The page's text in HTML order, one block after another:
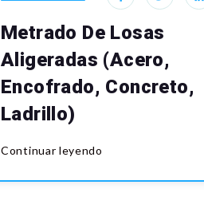
Metrado De Losas
Aligeradas (Acero,
Encofrado, Concreto,
Ladrillo)
Continuar leyendo